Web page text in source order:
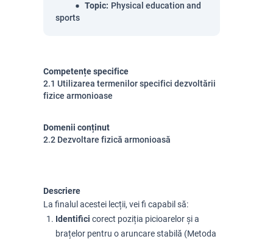
Topic: Physical education and
sports
Competențe specifice
2.1 Utilizarea termenilor specifici dezvoltării
fizice armonioase
Domenii conținut
2.2 Dezvoltare fizică armonioasă
Descriere
La finalul acestei lecții, vei fi capabil să:
Identifici corect poziția picioarelor și a
brațelor pentru o aruncare stabilă (Metoda